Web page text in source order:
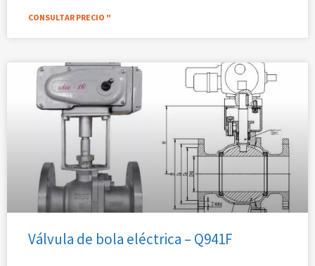
CONSULTAR PRECIO "
Válvula de bola eléctrica – Q941F